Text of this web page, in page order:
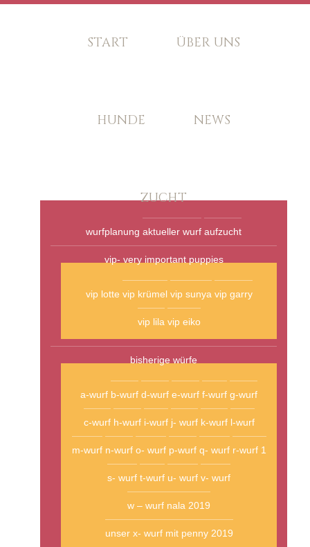
START ÜBER UNS
HUNDE NEWS
ZUCHT
wurfplanung aktueller wurf aufzucht
vip- very important puppies
vip lotte vip krümel vip sunya vip garry
vip lila vip eiko
bisherige würfe
a-wurf b-wurf d-wurf e-wurf f-wurf g-wurf
c-wurf h-wurf i-wurf j- wurf k-wurf l-wurf
m-wurf n-wurf o- wurf p-wurf q- wurf r-wurf 1
s- wurf t-wurf u- wurf v- wurf
w – wurf nala 2019
unser x- wurf mit penny 2019